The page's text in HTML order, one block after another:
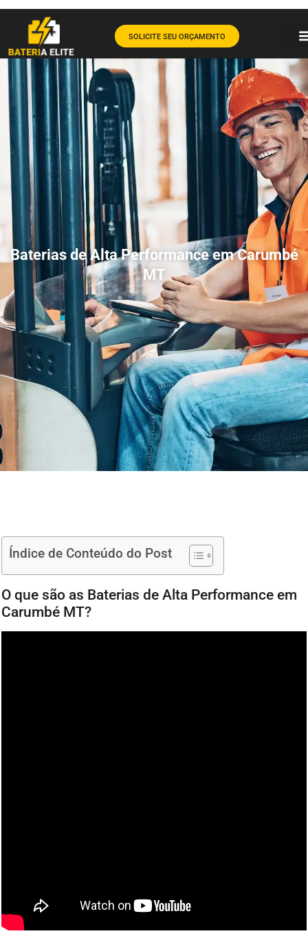
SOLICITE SEU ORÇAMENTO
Baterias de Alta Performance em Carumbé
MT
Índice de Conteúdo do Post
O que são as Baterias de Alta Performance em
Carumbé MT?